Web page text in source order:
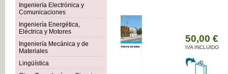
Ingeniería Electrónica y
Comunicaciones
Ingeniería Energética,
Eléctrica y Motores
Ingeniería Mecánica y de
Materiales
Lingüística
IVA